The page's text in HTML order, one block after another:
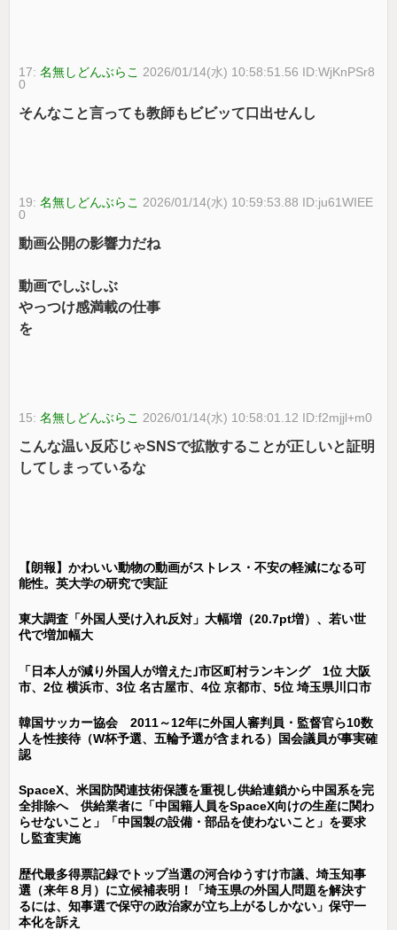
17:名無しどんぶらこ 2026/01/14(水) 10:58:51.56 ID:WjKnPSr8
0
そんなこと言っても教師もビビッて口出せんし
19:名無しどんぶらこ 2026/01/14(水) 10:59:53.88 ID:ju61WIEE
0
動画公開の影響力だね
動画でしぶしぶ
やっつけ感満載の仕事
を
15:名無しどんぶらこ 2026/01/14(水) 10:58:01.12 ID:f2mjjl+m0
こんな温い反応じゃSNSで拡散することが正しいと証明
してしまっているな
【朗報】かわいい動物の動画がストレス・不安の軽減になる可
能性。英大学の研究で実証
東大調査「外国人受け入れ反対」大幅増（20.7pt増）、若い世
代で増加幅大
「日本人が減り外国人が増えた｣市区町村ランキング 1位 大阪
市、2位 横浜市、3位 名古屋市、4位 京都市、5位 埼玉県川口市
韓国サッカー協会 2011～12年に外国人審判員・監督官ら10数
人を性接待（W杯予選、五輪予選が含まれる）国会議員が事実確
認
SpaceX、米国防関連技術保護を重視し供給連鎖から中国系を完
全排除へ 供給業者に「中国籍人員をSpaceX向けの生産に関わ
らせないこと」「中国製の設備・部品を使わないこと」を要求
し監査実施
歴代最多得票記録でトップ当選の河合ゆうすけ市議、埼玉知事
選（来年８月）に立候補表明！「埼玉県の外国人問題を解決す
るには、知事選で保守の政治家が立ち上がるしかない」保守一
本化を訴え